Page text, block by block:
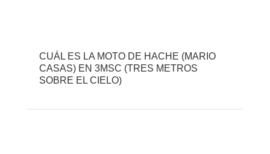
CUÁL ES LA MOTO DE HACHE (MARIO
CASAS) EN 3MSC (TRES METROS
SOBRE EL CIELO)